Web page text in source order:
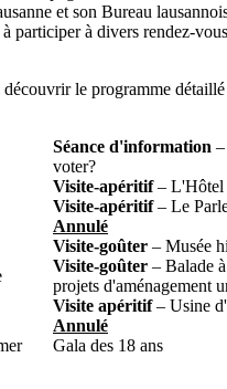
et son Bureau
participer à divers rendez-
le programme
Séance d'information
voter?
Visite-apéritif– L'Hôtel
Visite-apéritif– Le
Annulé
Visite-goûter – Musée
Visite-goûter – Balade
projets d'aménagement
Visite apéritif– Usine
Annulé
Gala des 18 ans